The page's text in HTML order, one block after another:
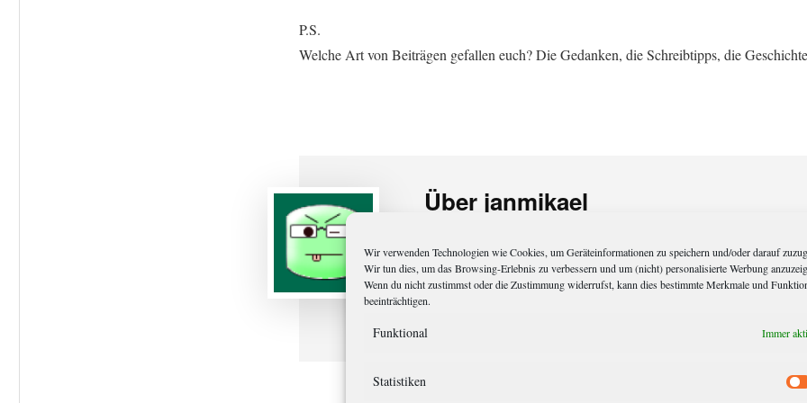
Wir verwenden Technologien wie Cookies, um Geräteinformationen zu speichern und/oder darauf
Wir tun dies, um das Browsing-Erlebnis zu verbessern und um (nicht) personalisierte Werbung
Wenn du nicht zustimmst oder die Zustimmung widerrufst, kann dies bestimmte Merkmale und
beeinträchtigen.
Funktional Immer
Statistiken
P.S.
Welche Art von Beiträgen gefallen euch? Die Gedanken, die Schreibtipps, die
Über janmikael
Jan-Mikael hat das Jugendbuch Die Viererkette
und den hurmovollen
Kunibert Eder - Der Bombergeschrieben. Für Neuigkeiten gibt es den
unwahrscheinlich guten Newsletter. Moderiert wird das durchaus